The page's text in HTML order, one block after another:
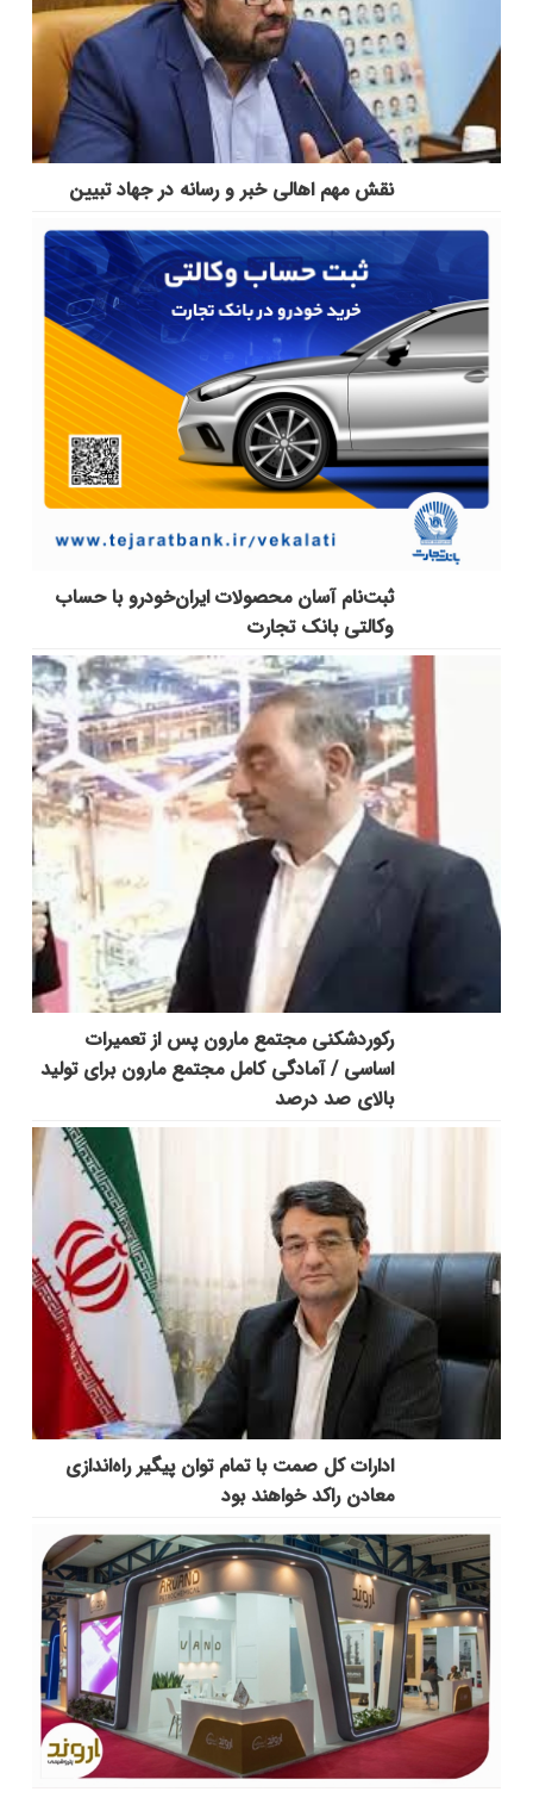
نقش مهم اهالی خبر و رسانه در جهاد تبیین
ثبت‌نام آسان محصولات ایران‌خودرو با حساب
وکالتی بانک تجارت
رکوردشکنی مجتمع مارون پس از تعمیرات
اساسی / آمادگی کامل مجتمع مارون برای تولید
بالای صد درصد
ادارات کل صمت با تمام توان پیگیر راه‌اندازی
معادن راکد خواهند بود